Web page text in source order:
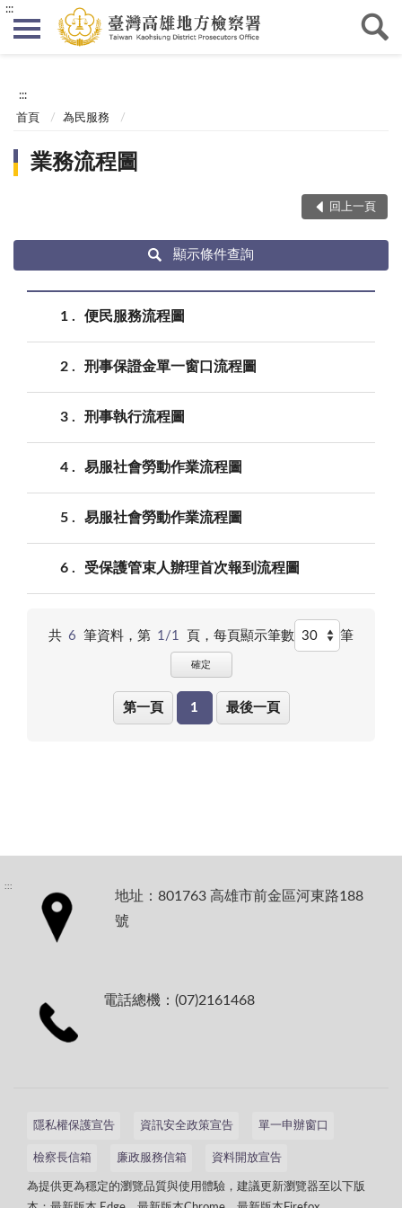
:::
:::
首頁 為民服務
業務流程圖
回上一頁
顯示條件查詢
1 便民服務流程圖
2 刑事保證金單一窗口流程圖
3 刑事執行流程圖
4 易服社會勞動作業流程圖
5 易服社會勞動作業流程圖
6 受保護管束人辦理首次報到流程圖
共 6 筆資料，第 1/1 頁， 每頁顯示筆數 筆
確定
第一頁 1 最後一頁
:::
地址：801763 高雄市前金區河東路188
號
電話總機：(07)2161468
隱私權保護宣告 資訊安全政策宣告 單一申辦窗口
檢察長信箱 廉政服務信箱 資料開放宣告
為提供更為穩定的瀏覽品質與使用體驗，建議更新瀏覽器至以下版